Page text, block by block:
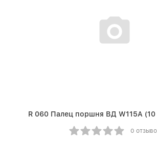
R 060 Палец поршня ВД W115A (10
0